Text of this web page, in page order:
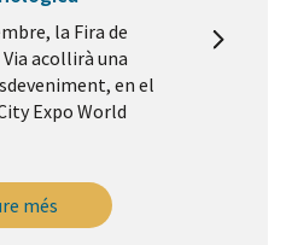
la Fira de
acollirà una
en el
Expo World
més